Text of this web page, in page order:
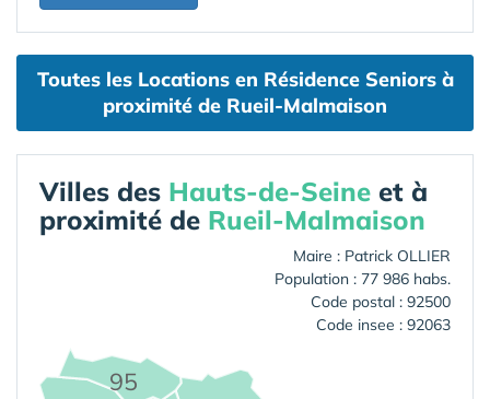
Toutes les Locations en Résidence Seniors à
proximité de Rueil-Malmaison
Villes des Hauts-de-Seine et à
proximité de Rueil-Malmaison
Maire : Patrick OLLIER
Population : 77 986 habs.
Code postal : 92500
Code insee : 92063
95